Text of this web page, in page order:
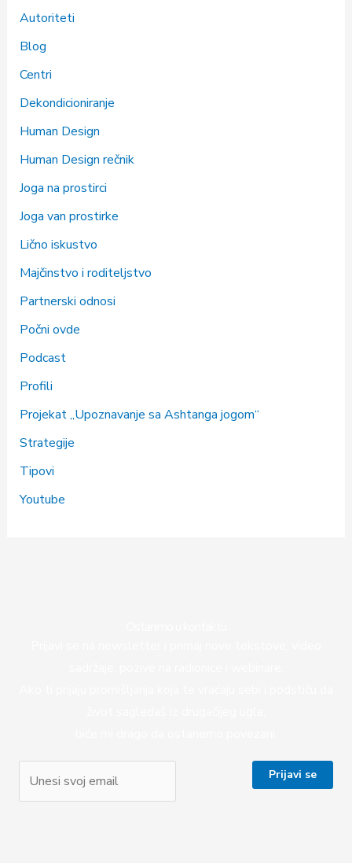
Autoriteti
Blog
Centri
Dekondicioniranje
Human Design
Human Design rečnik
Joga na prostirci
Joga van prostirke
Lično iskustvo
Majčinstvo i roditeljstvo
Partnerski odnosi
Počni ovde
Podcast
Profili
Projekat „Upoznavanje sa Ashtanga jogom“
Strategije
Tipovi
Youtube